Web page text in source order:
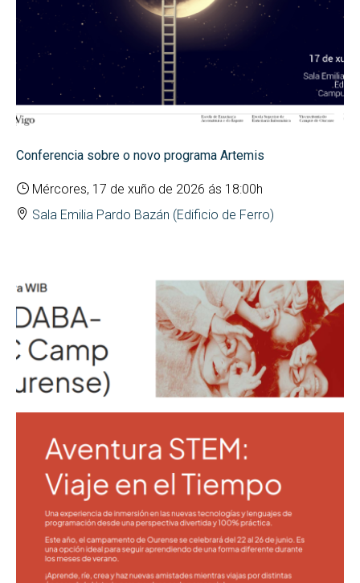
Conferencia sobre o novo programa Artemis
Mércores, 17 de xuño de 2026 ás 18:00h
Sala Emilia Pardo Bazán (Edificio de Ferro)